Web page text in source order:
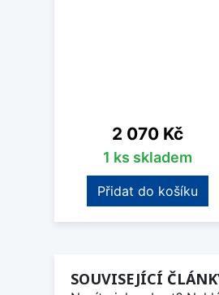
Cena
2 070 Kč
1 ks skladem
Přidat do košíku
SOUVISEJÍCÍ